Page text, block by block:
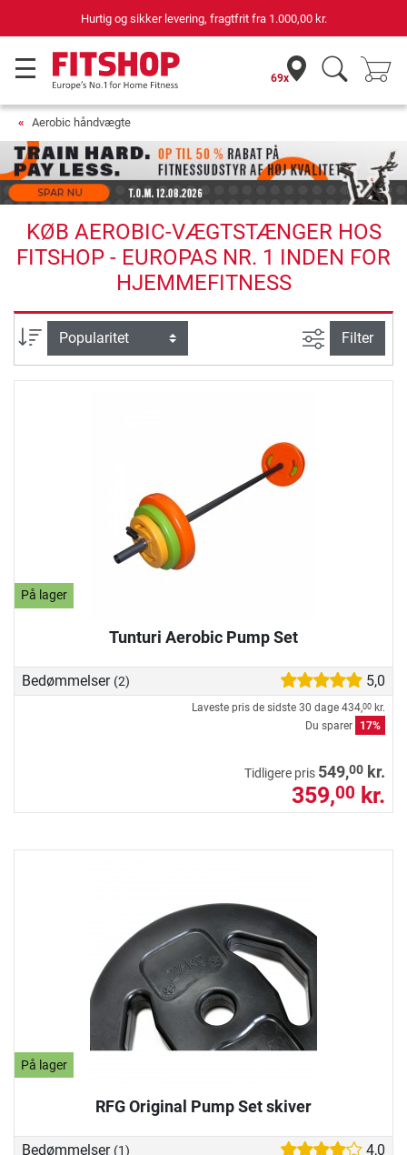
Hurtig og sikker levering, fragtfrit fra 1.000,00 kr.
69x
Aerobic håndvægte
KØB AEROBIC-VÆGTSTÆNGER HOS
FITSHOP - EUROPAS NR. 1 INDEN FOR
HJEMMEFITNESS
sortering Avanceret
Filter
På lager
Tunturi Aerobic Pump Set
Bedømmelser (2) 5,0
Laveste pris de sidste 30 dage 434,00 kr.
Du sparer
17%
Tidligere pris 549,00 kr.
359,00 kr.
På lager
RFG Original Pump Set skiver
Bedømmelser (1) 4,0